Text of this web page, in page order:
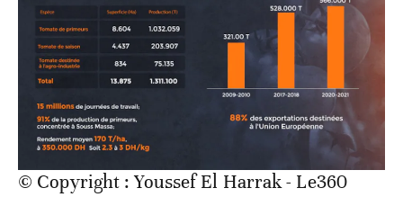
© Copyright : Youssef El Harrak - Le360